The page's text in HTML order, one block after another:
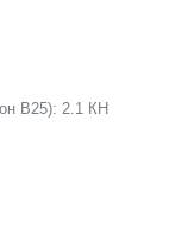
B25): 2.1 КН